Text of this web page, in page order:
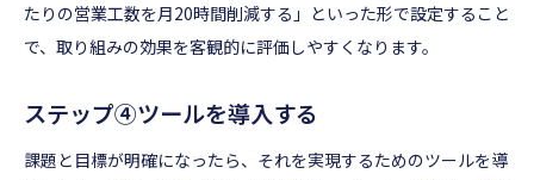
たりの営業工数を月20時間削減する」といった形で設定すること
で、取り組みの効果を客観的に評価しやすくなります。
ステップ④ツールを導入する
課題と目標が明確になったら、それを実現するためのツールを導